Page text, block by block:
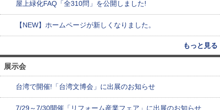
屋上緑化FAQ「全310問」を公開しました!
【NEW】ホームページが新しくなりました。
もっと見る
展示会
台湾で開催!「台湾文博会」に出展のお知らせ
7/29～7/30開催「リフォーム産業フェア」に出展のお知らせ